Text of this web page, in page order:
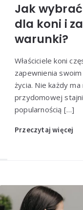
Jak
dla koni i
warunki?
Właściciele koni
zapewnienia
życia. Nie każdy
przydomowej
popularnością […]
Przeczytaj więcej